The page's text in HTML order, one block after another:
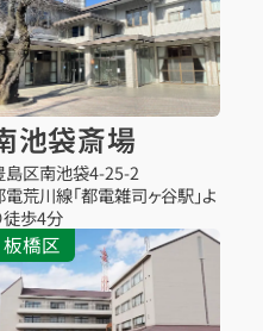
池袋斎場
島区南池袋4-25-2
電荒川線「都電雑司ヶ谷駅」よ
徒歩4分
板橋区